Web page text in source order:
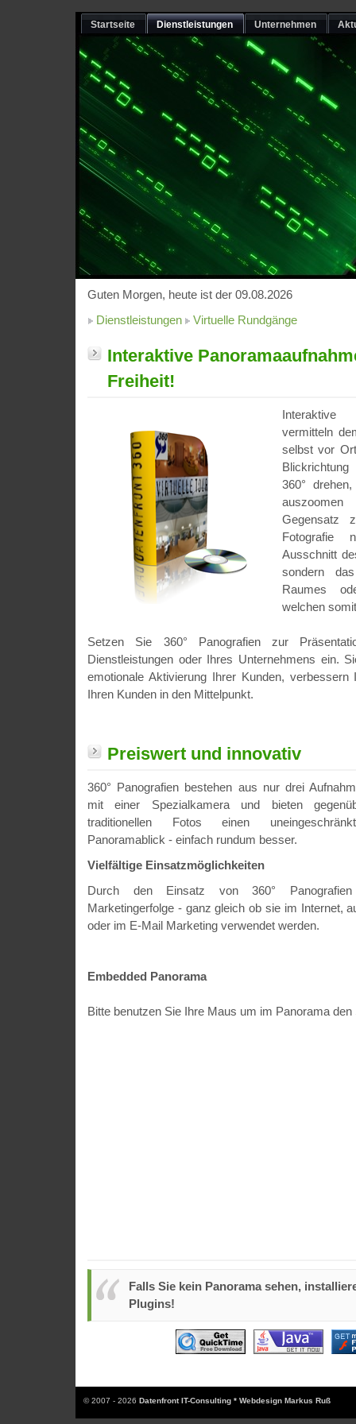
Startseite Dienstleistungen Unternehmen
Guten Morgen, heute ist der 09.08.2026
Dienstleistungen
Virtuelle Rundgänge
Interaktive
Freiheit!
Interaktive
vermitteln
selbst vor
360°
Gegensatz
Fotografie
Ausschnitt
sondern
Raumes
welchen
Setzen Sie 360° Panografien zur
Dienstleistungen oder Ihres Unternehmens ein.
emotionale Aktivierung Ihrer Kunden,
Ihren Kunden in den Mittelpunkt.
Preiswert und innovativ
360° Panografien bestehen aus nur drei
mit einer Spezialkamera und bieten
traditionellen Fotos einen
Panoramablick - einfach rundum besser.
Vielfältige Einsatzmöglichkeiten
Durch den Einsatz von 360°
Marketingerfolge - ganz gleich ob sie im Internet,
oder im E-Mail Marketing verwendet werden.
Embedded Panorama
Bitte benutzen Sie Ihre Maus um im Panorama
Falls Sie kein Panorama sehen,
Plugins!
© 2007 - 2026 Datenfront IT-Consulting * Webdesign Markus Ruß